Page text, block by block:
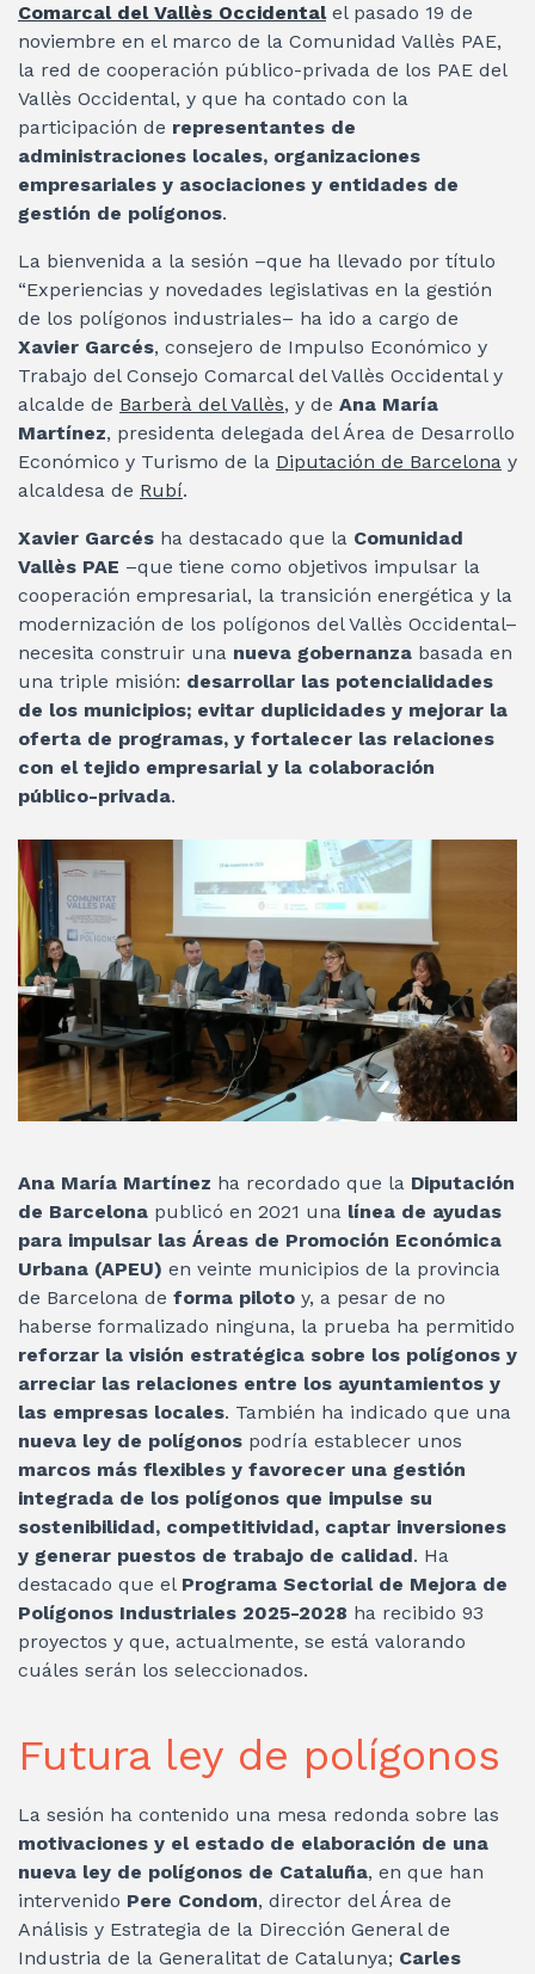
Comarcal del Vallès Occidentalel pasado 19 de
noviembre en el marco de la Comunidad Vallès PAE,
la red de cooperación público-privada de los PAE del
Vallès Occidental, y que ha contado con la
participación de representantes de
administraciones locales, organizaciones
empresariales y asociaciones y entidades de
gestión de polígonos.
La bienvenida a la sesión –que ha llevado por título
“Experiencias y novedades legislativas en la gestión
de los polígonos industriales– ha ido a cargo de
Xavier Garcés, consejero de Impulso Económico y
Trabajo del Consejo Comarcal del Vallès Occidental y
alcalde de Barberà del Vallès, y de Ana María
Martínez, presidenta delegada del Área de Desarrollo
Económico y Turismo de la Diputación de Barcelona y
alcaldesa de Rubí.
Xavier Garcés ha destacado que la Comunidad
Vallès PAE –que tiene como objetivos impulsar la
cooperación empresarial, la transición energética y la
modernización de los polígonos del Vallès Occidental–
necesita construir una nueva gobernanza basada en
una triple misión: desarrollar las potencialidades
de los municipios; evitar duplicidades y mejorar la
oferta de programas, y fortalecer las relaciones
con el tejido empresarial y la colaboración
público-privada.
Ana María Martínez ha recordado que la Diputación
de Barcelona publicó en 2021 una línea de ayudas
para impulsar las Áreas de Promoción Económica
Urbana (APEU) en veinte municipios de la provincia
de Barcelona de forma piloto y, a pesar de no
haberse formalizado ninguna, la prueba ha permitido
reforzar la visión estratégica sobre los polígonos y
arreciar las relaciones entre los ayuntamientos y
las empresas locales. También ha indicado que una
nueva ley de polígonos podría establecer unos
marcos más flexibles y favorecer una gestión
integrada de los polígonos que impulse su
sostenibilidad, competitividad, captar inversiones
y generar puestos de trabajo de calidad. Ha
destacado que el Programa Sectorial de Mejora de
Polígonos Industriales 2025-2028 ha recibido 93
proyectos y que, actualmente, se está valorando
cuáles serán los seleccionados.
Futura ley de polígonos
La sesión ha contenido una mesa redonda sobre las
motivaciones y el estado de elaboración de una
nueva ley de polígonos de Cataluña, en que han
intervenido Pere Condom, director del Área de
Análisis y Estrategia de la Dirección General de
Industria de la Generalitat de Catalunya; Carles